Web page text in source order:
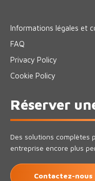
Informations légales et
FAQ
Privacy Policy
Cookie Policy
Réserver
Des solutions complètes
entreprise encore plus
Contactez-nous